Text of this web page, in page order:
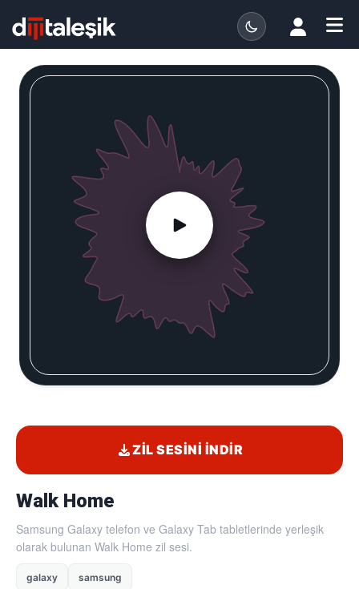
Walk Home
Samsung Galaxy telefon ve Galaxy Tab tabletlerinde yerleşik
olarak bulunan Walk Home zil sesi.
galaxy samsung
ZIL SESINI İNDIR